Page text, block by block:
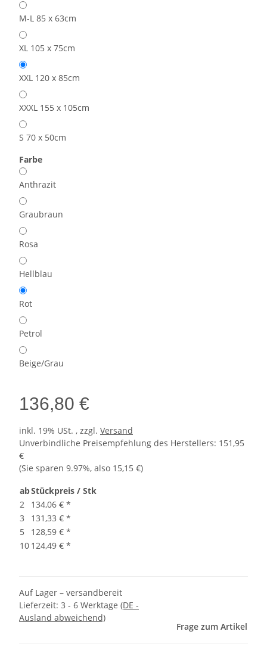
M-L 85 x 63cm
XL 105 x 75cm
XXL 120 x 85cm
XXXL 155 x 105cm
S 70 x 50cm
Farbe
Anthrazit
Graubraun
Rosa
Hellblau
Rot
Petrol
Beige/Grau
136,80 €
inkl. 19% USt. , zzgl. Versand
Unverbindliche Preisempfehlung des Herstellers: 151,95
€
(Sie sparen 9.97%, also 15,15 €)
abStückpreis / Stk
2
134,06 € *
3
131,33 € *
5
128,59 € *
10 124,49 € *
Auf Lager – versandbereit
Lieferzeit: 3 - 6 Werktage (DE -
Ausland abweichend)
Frage zum Artikel